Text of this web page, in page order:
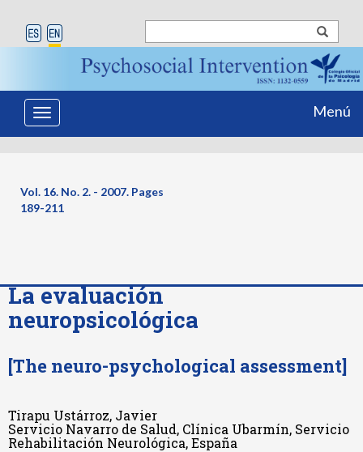
Toggle
navigation
Menú
Vol. 16. No. 2. - 2007. Pages
189-211
La evaluación
neuropsicológica
[The neuro-psychological assessment]
Tirapu Ustárroz, Javier
Servicio Navarro de Salud, Clínica Ubarmín, Servicio
Rehabilitación Neurológica, España